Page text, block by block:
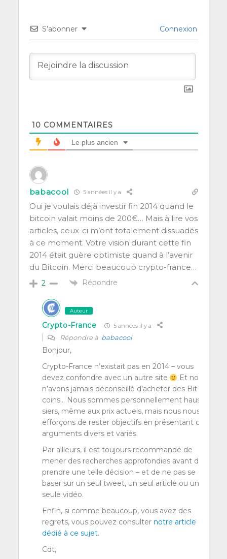
S’abonner Connexion
10 COMMENTAIRES
Le plus ancien
babacool 5 années il y a
Oui je vou­lais déjà inves­tir fin 2014 quand le
bit­coin valait moins de 200€… Mais à lire vos
articles, ceux-ci m’ont tota­le­ment dis­sua­dés
à ce moment. Votre vision durant cette fin
2014 était guère opti­miste quand à l’a­ve­nir
du Bit­coin. Mer­ci beau­coup crypto-france…
2 Répondre
Auteur
Crypto-France 5 années il y a
Répondre à babacool
Bon­jour,
Cryp­to-France n’exis­tait pas en 2014 – vous
devez confondre avec un autre site
Et nous
n’a­vons jamais décon­seillé d’a­che­ter des Bit­
coins… Nous sommes per­son­nel­le­ment haus­
siers, même aux prix actuels, mais nous nous
effor­çons de res­ter objec­tifs en pré­sen­tant des
argu­ments divers et variés.
Par ailleurs, il est tou­jours recom­man­dé de
mener des recherches appro­fon­dies avant de
prendre une telle déci­sion – et de ne pas se
baser sur un seul tweet, un seul article ou une
seule vidéo.
Enfin, si comme beau­coup, vous avez des
regrets, vous pou­vez consul­ter notre article
dédié à ce sujet.
Cdt,